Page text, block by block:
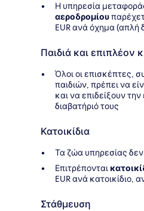
Η υπηρεσία
αεροδρομίου
EUR ανά όχημα (απλή
Παιδιά και επιπλέον
Όλοι οι επισκέπτες,
παιδιών, πρέπει να
και να επιδείξουν
διαβατήριό τους
Κατοικίδια
Τα ζώα υπηρεσίας
Επιτρέπονται
EUR ανά κατοικίδιο,
Στάθμευση